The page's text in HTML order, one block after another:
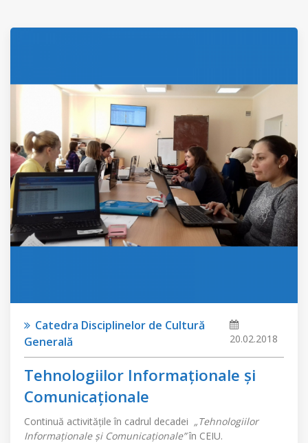
Catedra Disciplinelor de Cultură
Generală
20.02.2018
Tehnologiilor Informaționale și
Comunicaționale
Continuă activitățile în cadrul decadei „Tehnologiilor
Informaționale și Comunicaționale”în CEIU.